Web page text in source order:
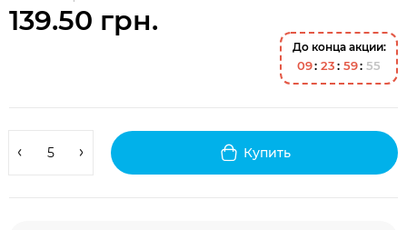
139.50 грн.
До конца акции:
09 23 59 55
Купить